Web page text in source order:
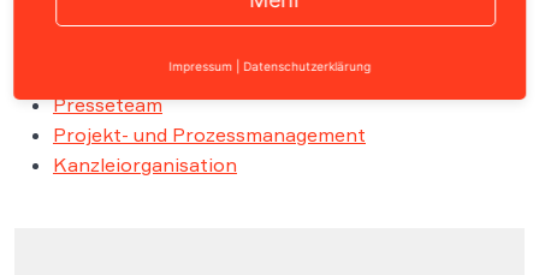
Wirtschaftsjuristen
Presseteam
Projekt- und Prozessmanagement
Kanzleiorganisation
Impressum Datenschutzerklärung